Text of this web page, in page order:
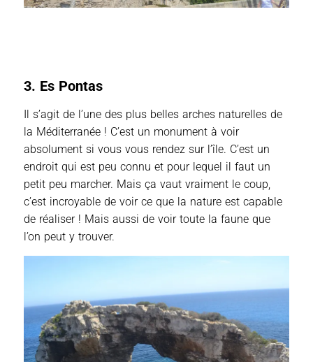
3. Es Pontas
Il s’agit de l’une des plus belles arches naturelles de
la Méditerranée ! C’est un monument à voir
absolument si vous vous rendez sur l’île. C’est un
endroit qui est peu connu et pour lequel il faut un
petit peu marcher. Mais ça vaut vraiment le coup,
c’est incroyable de voir ce que la nature est capable
de réaliser ! Mais aussi de voir toute la faune que
l’on peut y trouver.